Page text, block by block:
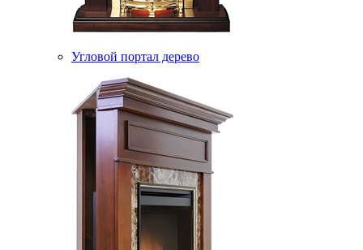
Угловой портал дерево